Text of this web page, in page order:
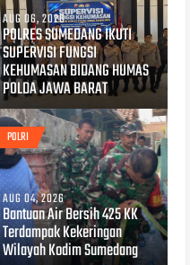
AUG 06, 2026
POLRES SUMEDANG IKUTI
SUPERVISI FUNGSI
KEHUMASAN BIDANG HUMAS
POLDA JAWA BARAT
POLRI
AUG 04, 2026
Bantuan Air Bersih 425 KK
Terdampak Kekeringan
Wilayah Kodim Sumedang